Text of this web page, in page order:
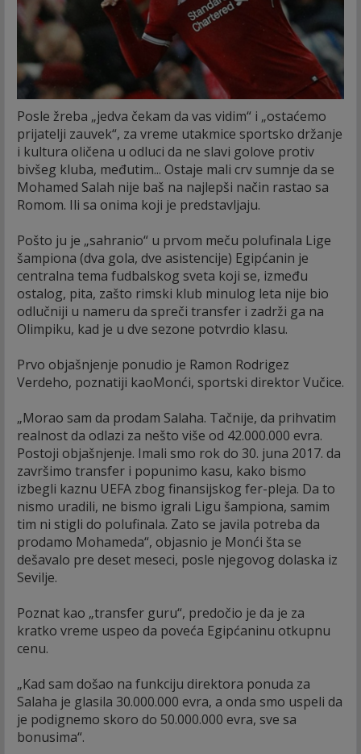
Posle žreba „jedva čekam da vas vidim“ i „ostaćemo
prijatelji zauvek“, za vreme utakmice sportsko držanje
i kultura oličena u odluci da ne slavi golove protiv
bivšeg kluba, međutim... Ostaje mali crv sumnje da se
Mohamed Salah nije baš na najlepši način rastao sa
Romom. Ili sa onima koji je predstavljaju.
Pošto ju je „sahranio“ u prvom meču polufinala Lige
šampiona (dva gola, dve asistencije) Egipćanin je
centralna tema fudbalskog sveta koji se, između
ostalog, pita, zašto rimski klub minulog leta nije bio
odlučniji u nameru da spreči transfer i zadrži ga na
Olimpiku, kad je u dve sezone potvrdio klasu.
Prvo objašnjenje ponudio je Ramon Rodrigez
Verdeho, poznatiji kaoMonći, sportski direktor Vučice.
„Morao sam da prodam Salaha. Tačnije, da prihvatim
realnost da odlazi za nešto više od 42.000.000 evra.
Postoji objašnjenje. Imali smo rok do 30. juna 2017. da
završimo transfer i popunimo kasu, kako bismo
izbegli kaznu UEFA zbog finansijskog fer-pleja. Da to
nismo uradili, ne bismo igrali Ligu šampiona, samim
tim ni stigli do polufinala. Zato se javila potreba da
prodamo Mohameda“, objasnio je Monći šta se
dešavalo pre deset meseci, posle njegovog dolaska iz
Sevilje.
Poznat kao „transfer guru“, predočio je da je za
kratko vreme uspeo da poveća Egipćaninu otkupnu
cenu.
„Kad sam došao na funkciju direktora ponuda za
Salaha je glasila 30.000.000 evra, a onda smo uspeli da
je podignemo skoro do 50.000.000 evra, sve sa
bonusima“.